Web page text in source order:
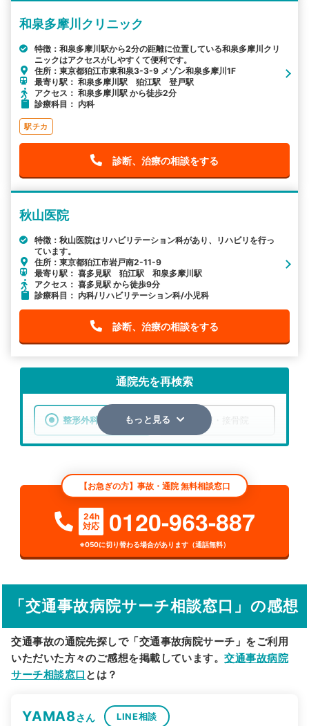
和泉多摩川クリニック
特徴：和泉多摩川駅から2分の距離に位置している和泉多摩川クリ
ニックはアクセスがしやすくて便利です。
住所：東京都狛江市東和泉3-3-9 メゾン和泉多摩川1F
最寄り駅： 和泉多摩川駅 狛江駅 登戸駅
アクセス： 和泉多摩川駅 から徒歩2分
診療科目： 内科
駅チカ
診断、治療の相談をする
秋山医院
特徴：秋山医院はリハビリテーション科があり、リハビリを行っ
ています。
住所：東京都狛江市岩戸南2-11-9
最寄り駅： 喜多見駅 狛江駅 和泉多摩川駅
アクセス： 喜多見駅 から徒歩9分
診療科目： 内科/リハビリテーション科/小児科
診断、治療の相談をする
通院先を再検索
整形外科 整骨院・接骨院
検索する
詳細条件で絞り込む
その他の検索方法
駅から探す 院名から探す
もっと見る
【お急ぎの方】事故・通院 無料相談窓口
24h
対応
0120-963-887
※050に切り替わる場合があります（通話無料）
「交通事故病院サーチ相談窓口」の感想
交通事故の通院先探しで「交通事故病院サーチ」をご利用
いただいた方々のご感想を掲載しています。交通事故病院
サーチ相談窓口 とは？
YAMA8さん LINE相談